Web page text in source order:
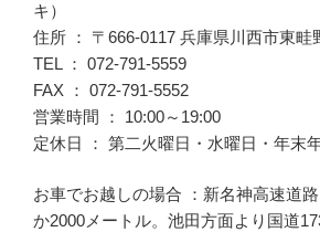
キ）
住所 ： 〒666-0117 兵庫県川西市東畦
TEL ： 072-791-5559
FAX ： 072-791-5552
営業時間 ： 10:00～19:00
定休日 ： 第二火曜日・水曜日・年末
お車でお越しの場合 ：新名神高速道
か2000メートル。池田方面より国道